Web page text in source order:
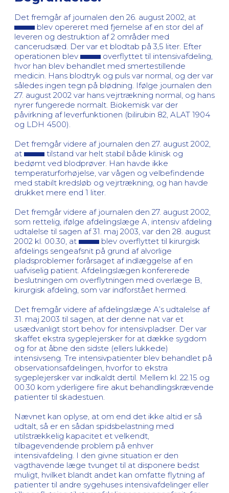
Det fremgår af journalen den 26. august 2002, at
blev opereret med fjernelse af en stor del af
leveren og destruktion af 2 områder med
cancerudsæd. Der var et blodtab på 3,5 liter. Efter
operationen blev
overflyttet til intensivafdeling,
hvor han blev behandlet med smertestillende
medicin. Hans blodtryk og puls var normal, og der var
således ingen tegn på blødning. Ifølge journalen den
27. august 2002 var hans vejrtrækning normal, og hans
nyrer fungerede normalt. Biokemisk var der
påvirkning af leverfunktionen (bilirubin 82, ALAT 1904
og LDH 4500).
Det fremgår videre af journalen den 27. august 2002,
at
tilstand var helt stabil både klinisk og
bedømt ved blodprøver. Han havde ikke
temperaturforhøjelse, var vågen og velbefindende
med stabilt kredsløb og vejrtrækning, og han havde
drukket mere end 1 liter.
Det fremgår videre af journalen den 27. august 2002,
som rettelig, ifølge afdelingslæge A, intensiv afdeling
udtalelse til sagen af 31. maj 2003, var den 28. august
2002 kl. 00.30, at
blev overflyttet til kirurgisk
afdelings sengeafsnit på grund af alvorlige
pladsproblemer forårsaget af indlæggelse af en
uafviselig patient. Afdelingslægen konfererede
beslutningen om overflytningen med overlæge B,
kirurgisk afdeling, som var indforstået hermed.
Det fremgår videre af afdelingslæge A’s udtalelse af
31. maj 2003 til sagen, at der denne nat var et
usædvanligt stort behov for intensivpladser. Der var
skaffet ekstra sygeplejersker for at dække sygdom
og for at åbne den sidste (ellers lukkede)
intensivseng. Tre intensivpatienter blev behandlet på
observationsafdelingen, hvorfor to ekstra
sygeplejersker var indkaldt dertil. Mellem kl. 22.15 og
00.30 kom yderligere fire akut behandlingskrævende
patienter til skadestuen.
Nævnet kan oplyse, at om end det ikke altid er så
udtalt, så er en sådan spidsbelastning med
utilstrækkelig kapacitet et velkendt,
tilbagevendende problem på enhver
intensivafdeling. I den givne situation er den
vagthavende læge tvunget til at disponere bedst
muligt, hvilket blandt andet kan omfatte flytning af
patienter til andre sygehuses intensivafdelinger eller